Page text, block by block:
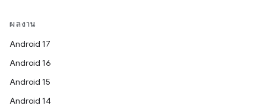
ผลงาน
Android 17
Android 16
Android 15
Android 14